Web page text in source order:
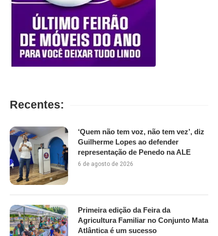
Recentes:
‘Quem não tem voz, não tem vez’, diz
Guilherme Lopes ao defender
representação de Penedo na ALE
6 de agosto de 2026
Primeira edição da Feira da
Agricultura Familiar no Conjunto Mata
Atlântica é um sucesso